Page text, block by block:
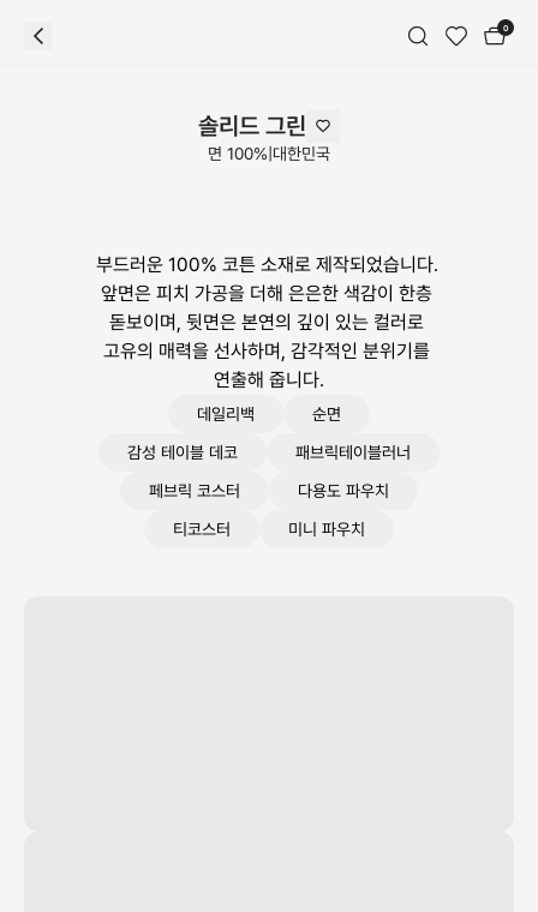
0
솔리드 그린
면 100% 대한민국
부드러운 100% 코튼 소재로 제작되었습니다.
앞면은 피치 가공을 더해 은은한 색감이 한층
돋보이며, 뒷면은 본연의 깊이 있는 컬러로
고유의 매력을 선사하며, 감각적인 분위기를
연출해 줍니다.
데일리백
순면
감성 테이블 데코
패브릭테이블러너
페브릭 코스터
다용도 파우치
티코스터
미니 파우치